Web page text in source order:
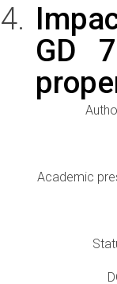
GD
Academic